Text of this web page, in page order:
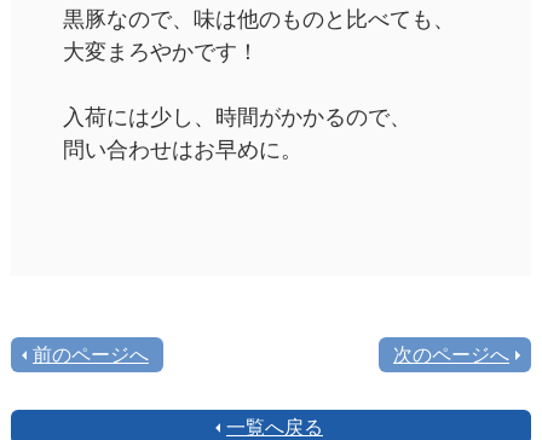
黒豚なので、味は他のものと比べても、
大変まろやかです！
入荷には少し、時間がかかるので、
問い合わせはお早めに。
前のページへ 次のページへ
一覧へ戻る